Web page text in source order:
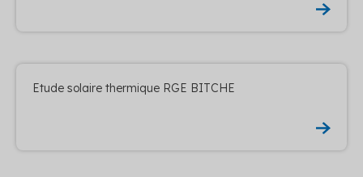
Etude solaire thermique RGE BITCHE